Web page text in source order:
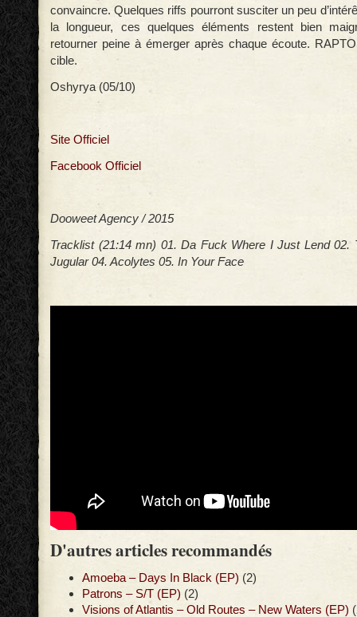
convaincre. Quelques riffs pourront susciter un peu
la longueur, ces quelques éléments restent bien
retourner peine à émerger après chaque écoute.
cible.
Oshyrya (05/10)
Site Officiel
Facebook Officiel
Dooweet Agency / 2015
Tracklist (21:14 mn) 01. Da Fuck Where I Just Lend 02.
Jugular 04. Acolytes 05. In Your Face
D'autres articles recommandés
Amoeba – Days In Black (EP) (2)
Patrons – S/T (EP) (2)
Visions of Atlantis – Old Routes – New Waters (EP)